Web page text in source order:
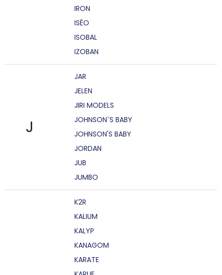
IRON
ISÉO
ISOBAL
IZOBAN
J
JAR
JELEN
JIRI MODELS
JOHNSON`S BABY
JOHNSON'S BABY
JORDAN
JUB
JUMBO
K2R
KALIUM
KALYP
KANAGOM
KARATE